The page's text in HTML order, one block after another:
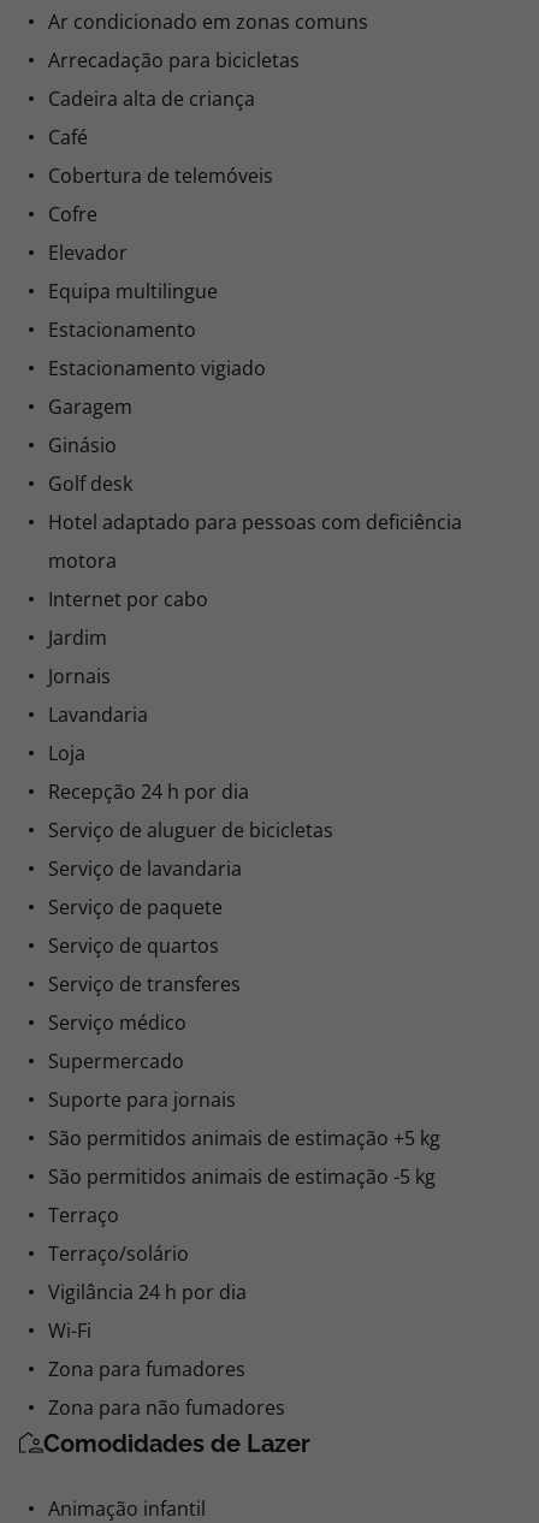
Ar condicionado em zonas comuns
Arrecadação para bicicletas
Cadeira alta de criança
Café
Cobertura de telemóveis
Cofre
Elevador
Equipa multilingue
Estacionamento
Estacionamento vigiado
Garagem
Ginásio
Golf desk
Hotel adaptado para pessoas com deficiência
motora
Internet por cabo
Jardim
Jornais
Lavandaria
Loja
Recepção 24 h por dia
Serviço de aluguer de bicicletas
Serviço de lavandaria
Serviço de paquete
Serviço de quartos
Serviço de transferes
Serviço médico
Supermercado
Suporte para jornais
São permitidos animais de estimação +5 kg
São permitidos animais de estimação -5 kg
Terraço
Terraço/solário
Vigilância 24 h por dia
Wi-Fi
Zona para fumadores
Zona para não fumadores
Comodidades de Lazer
Animação infantil